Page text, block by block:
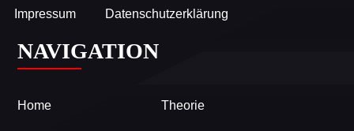
Impressum Datenschutzerklärung
NAVIGATION
Home Theorie